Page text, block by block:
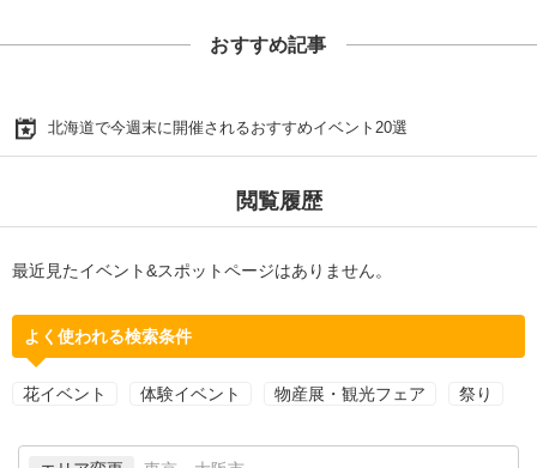
おすすめ記事
北海道で今週末に開催されるおすすめイベント20選
閲覧履歴
最近見たイベント&スポットページはありません。
よく使われる検索条件
花イベント 体験イベント 物産展・観光フェア 祭り